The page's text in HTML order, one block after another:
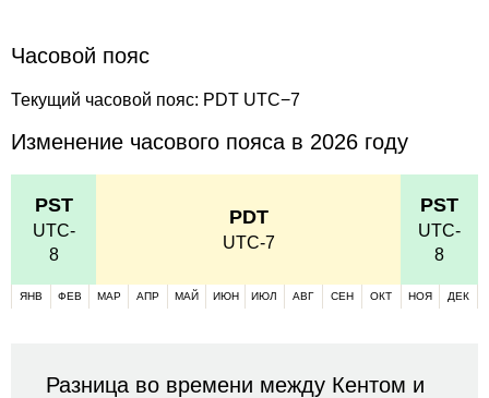
Часовой пояс
Текущий часовой пояс: PDT UTC−7
Изменение часового пояса в 2026 году
PST
UTC-
8
PDT
UTC-7
PST
UTC-
8
ЯНВ ФЕВ МАР АПР МАЙ ИЮН ИЮЛ АВГ СЕН ОКТ НОЯ ДЕК
Разница во времени между Кентом и